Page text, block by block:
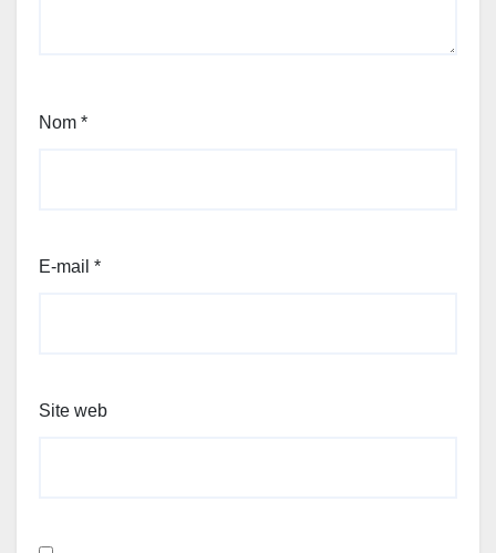
Nom *
E-mail *
Site web